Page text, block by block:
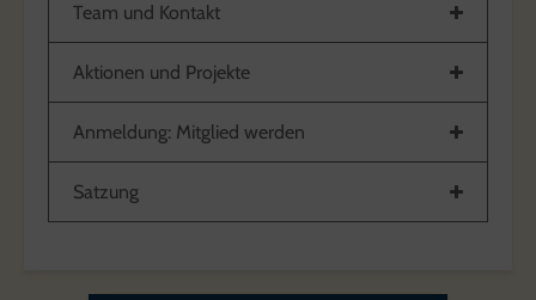
Team und Kontakt
Aktionen und Projekte
Anmeldung: Mitglied werden
Satzung